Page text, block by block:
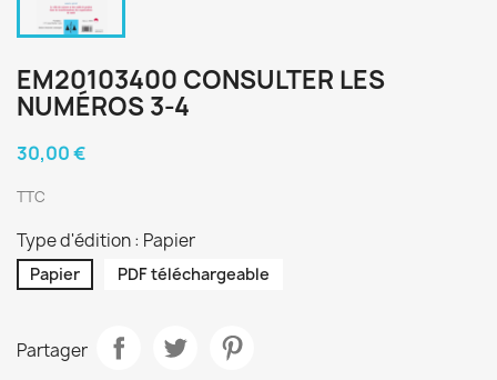
EM20103400 CONSULTER LES
NUMÉROS 3-4
30,00 €
TTC
Type d'édition : Papier
Papier PDF téléchargeable
Partager